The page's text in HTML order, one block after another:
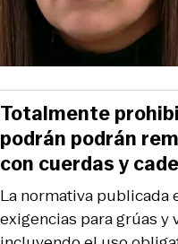
La normativa publicada
exigencias para grúas
Totalmente
podrán podrán
con cuerdas y